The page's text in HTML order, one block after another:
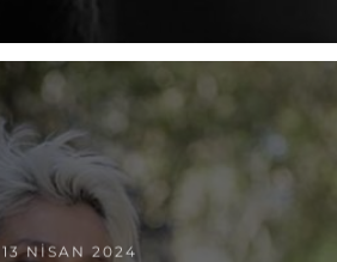
13 NISAN 2024